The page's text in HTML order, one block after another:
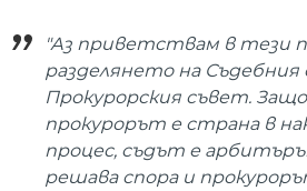
"Аз приветствам в тези
разделянето на
Прокурорския съвет.
прокурорът е страна в
процес, съдът е
решава спора и